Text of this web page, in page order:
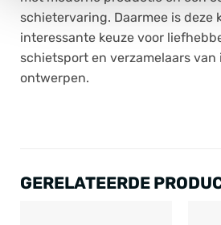
schietervaring. Daarmee is deze
interessante keuze voor
schietsport en verzamelaars van
ontwerpen.
GERELATEERDE